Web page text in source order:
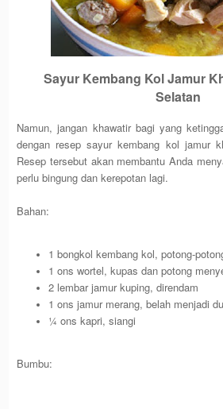
Sayur Kembang Kol Jamur
Selatan
Namun, jangan khawatir bagi yang
dengan resep sayur kembang kol jamur
Resep tersebut akan membantu Anda
perlu bingung dan kerepotan lagi.
Bahan:
1 bongkol kembang kol, potong-
1 ons wortel, kupas dan potong
2 lembar jamur kuping, direndam
1 ons jamur merang, belah menjadi
¼ ons kapri, siangi
Bumbu: